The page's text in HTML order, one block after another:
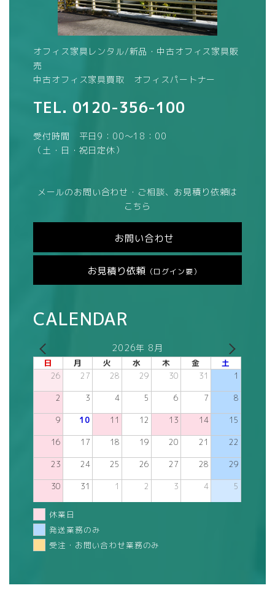
オフィス家具レンタル/新品・中古オフィス家具販
売
中古オフィス家具買取 オフィスパートナー
TEL. 0120-356-100
受付時間 平日9：00～18：00
（土・日・祝日定休）
メールのお問い合わせ・ご相談、お見積り依頼は
こちら
お問い合わせ
お見積り依頼 （ログイン要）
CALENDAR
2026年 8月
日 月 火 水 木 金 土
26 27 28 29 30 31 1
2 3 4 5 6 7 8
9 10 11 12 13 14 15
16 17 18 19 20 21 22
23 24 25 26 27 28 29
30 31 1 2 3 4 5
休業日
発送業務のみ
受注・お問い合わせ業務のみ